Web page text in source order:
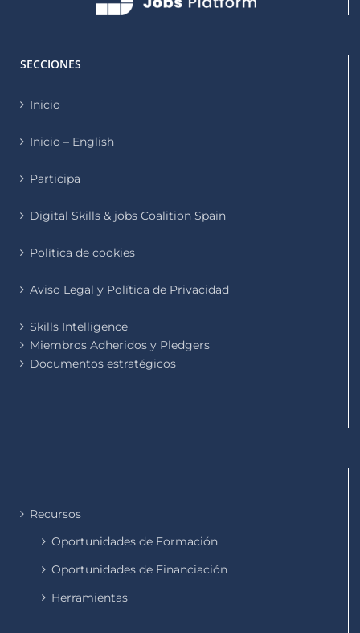
SECCIONES
Inicio
Inicio – English
Participa
Digital Skills & jobs Coalition Spain
Política de cookies
Aviso Legal y Política de Privacidad
Skills Intelligence
Miembros Adheridos y Pledgers
Documentos estratégicos
Recursos
Oportunidades de Formación
Oportunidades de Financiación
Herramientas